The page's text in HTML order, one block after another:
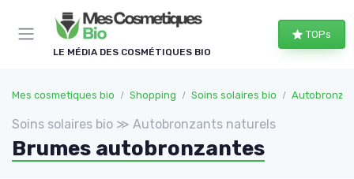
LE MÉDIA DES COSMÉTIQUES BIO
TOPs
Mes cosmetiques bio Shopping Soins solaires bio
Soins solaires bio ≫ Autobronzants naturels
Brumes autobronzantes
Panneau de gestion des cookies